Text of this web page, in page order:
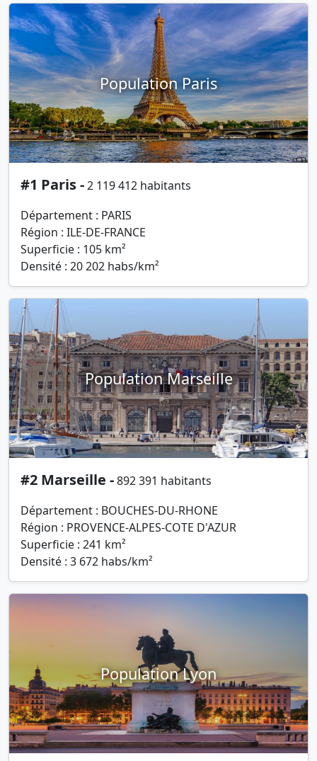
Population Paris
#1 Paris -2 119 412 habitants
Département : PARIS
Région : ILE-DE-FRANCE
Superficie : 105 km²
Densité : 20 202 habs/km²
Population Marseille
#2 Marseille -892 391 habitants
Département : BOUCHES-DU-RHONE
Région : PROVENCE-ALPES-COTE D'AZUR
Superficie : 241 km²
Densité : 3 672 habs/km²
Population Lyon